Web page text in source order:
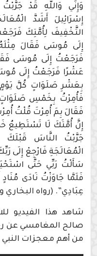
وَإِنِّي وَاللَّهِ قَدْ
إِسْرَائِيلَ أَشَدَّ
التَّخْفِيفَ لِأُمَّتِكَ
إِلَى مُوسَى فَقَالَ
فَرَجَعْتُ إِلَى مُوسَى
عَشْرًا فَرَجَعْتُ إِلَى
بِعَشْرِ صَلَوَاتٍ كُلَّ
فَأُمِرْتُ بِخَمْسِ
فَقَالَ بِمَ أُمِرْتَ قُلْتُ
إِنَّ أُمَّتَكَ لَا تَسْتَطِيعُ
جَرَّبْتُ النَّاسَ قَبْلَكَ
الْمُعَالَجَةِ فَارْجِعْ إِلَى
سَأَلْتُ رَبِّي حَتَّى
فَلَمَّا جَاوَزْتُ نَادَى
عِبَادِي”. (رواه
شاهد هذا الفيديو
صالح المغامسي عن
من أهم معجزات